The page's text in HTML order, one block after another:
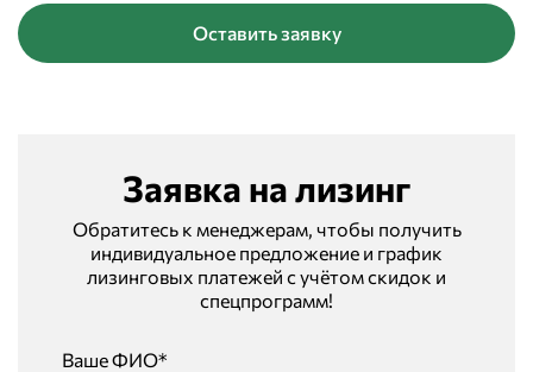
Оставить заявку
Заявка на лизинг
Обратитесь к менеджерам, чтобы получить
индивидуальное предложение и график
лизинговых платежей с учётом скидок и
спецпрограмм!
Ваше ФИО*